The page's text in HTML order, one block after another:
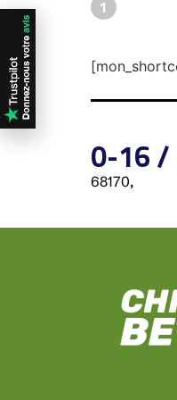
1
0-16 /
68170,